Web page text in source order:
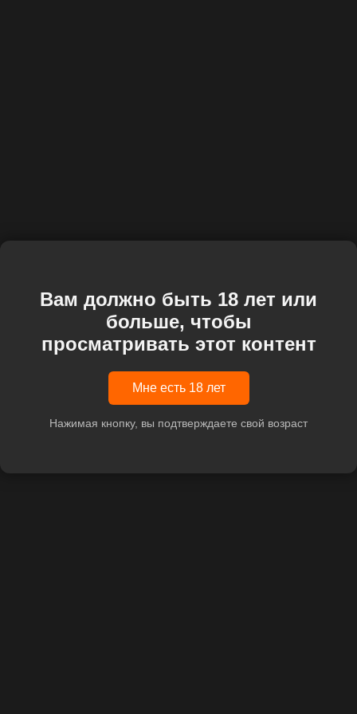
Вам должно быть 18 лет или
больше, чтобы
просматривать этот контент
Мне есть 18 лет
Нажимая кнопку, вы подтверждаете свой возраст